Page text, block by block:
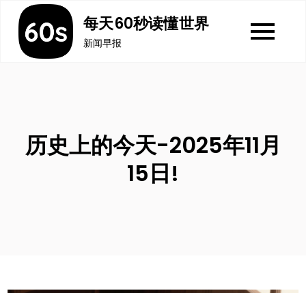
content
每天60秒读懂世界
新闻早报
历史上的今天-2025年11月
15日!